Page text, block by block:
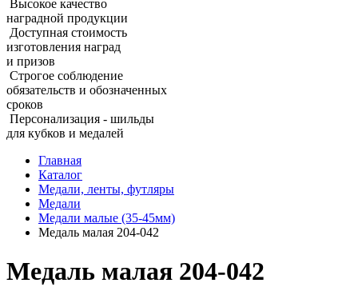
Высокое качество
наградной продукции
Доступная стоимость
изготовления наград
и призов
Строгое соблюдение
обязательств и обозначенных
сроков
Персонализация - шильды
для кубков и медалей
Главная
Каталог
Медали, ленты, футляры
Медали
Медали малые (35‑45мм)
Медаль малая 204‑042
Медаль малая 204‑042